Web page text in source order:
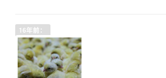
16年前：